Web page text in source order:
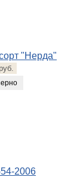
"Нерда"
2006